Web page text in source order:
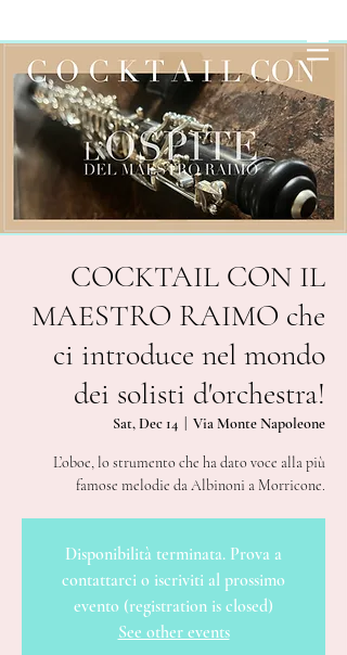
COCKTAIL CON IL
MAESTRO RAIMO che
ci introduce nel mondo
dei solisti d'orchestra!
Sat, Dec 14 Via Monte Napoleone
L’oboe, lo strumento che ha dato voce alla più
famose melodie da Albinoni a Morricone.
Disponibilità terminata. Prova a
contattarci o iscriviti al prossimo
evento (registration is closed)
See other events